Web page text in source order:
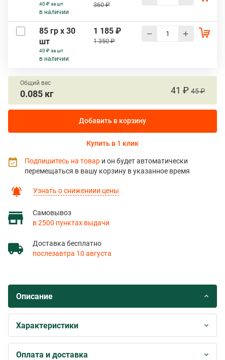
40 ₽ за шт
в наличии
360 ₽
85 гр х 30
шт
40 ₽ за шт
в наличии
1 185 ₽
1 350 ₽
Узнать о снижениии цены
Самовывоз
в 2500 пунктах выдачи
Доставка бесплатно
послезавтра 10 августа
Общий вес
0.085 кг 41 ₽ 45 ₽
Добавить в корзину
Купить в 1 клик
Подпишитесь на товар и он будет автоматически
перемещаться в вашу корзину в указанное время
Описание
Характеристики
Оплата и доставка